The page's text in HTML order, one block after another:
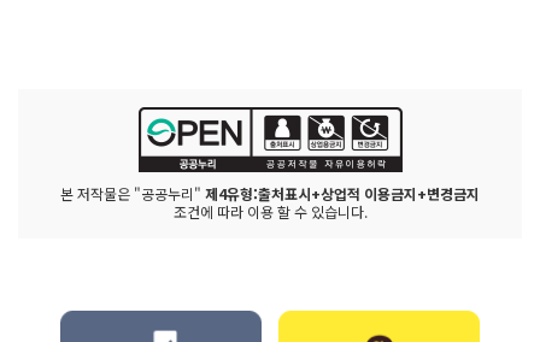
본 저작물은 "공공누리" 제4유형:출처표시+상업적 이용금지+변경금지
조건에 따라 이용 할 수 있습니다.